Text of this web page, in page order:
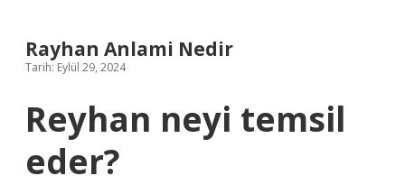
Rayhan Anlami Nedir
Tarih: Eylül 29, 2024
Reyhan neyi temsil
eder?